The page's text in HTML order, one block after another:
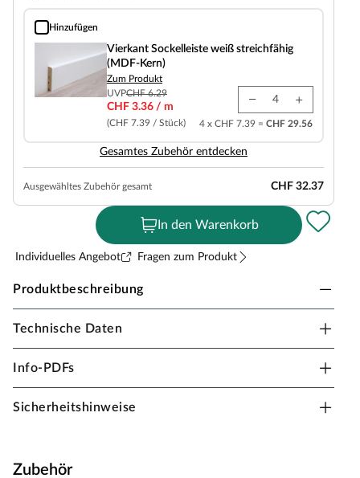
Hinzufügen
Vierkant Sockelleiste weiß streichfähig (MDF-Kern)
Vierkant Sockelleiste weiß streichfähig
(MDF-Kern)
Zum Produkt
UVPCHF 6.29
CHF 3.36 / m
(CHF 7.39 / Stück) 4 x CHF 7.39 = CHF 29.56
Gesamtes Zubehör entdecken
Ausgewähltes Zubehör gesamt CHF 32.37
In den Warenkorb
Individuelles Angebot Fragen zum Produkt
Produktbeschreibung
BASICfloor Designboden Natura Wood Orion
Feuchträume, Dämmung integriert
Technische Daten
Info-PDFs
Sicherheitshinweise
Zubehör